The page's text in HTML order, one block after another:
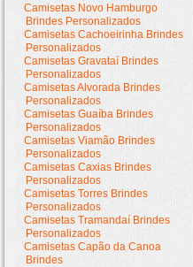
Camisetas Novo Hamburgo
Brindes Personalizados
Camisetas Cachoeirinha Brindes
Personalizados
Camisetas Gravataí Brindes
Personalizados
Camisetas Alvorada Brindes
Personalizados
Camisetas Guaíba Brindes
Personalizados
Camisetas Viamão Brindes
Personalizados
Camisetas Caxias Brindes
Personalizados
Camisetas Torres Brindes
Personalizados
Camisetas Tramandaí Brindes
Personalizados
Camisetas Capão da Canoa
Brindes